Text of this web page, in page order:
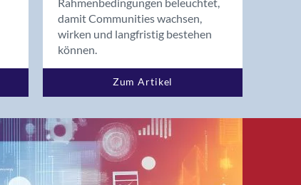
damit Communities wachsen,
wirken und langfristig bestehen
können.
Zum Artikel